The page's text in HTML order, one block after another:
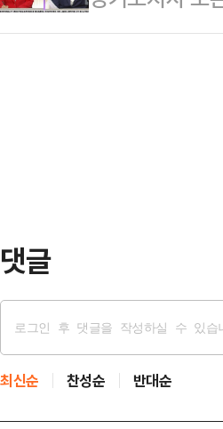
주당 후보, …
면, 지난달 외
론을 의도적으
댓글
최신순 찬성순 반대순